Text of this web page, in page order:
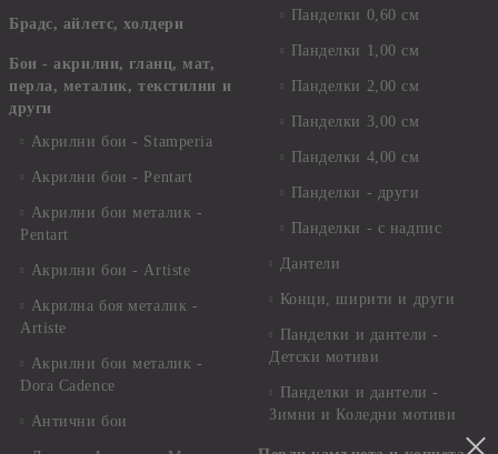
Брадс, айлетс, холдери
Бои - акрилни, гланц, мат,
перла, металик, текстилни и
други
Акрилни бои - Stamperia
Акрилни бои - Pentart
Акрилни бои металик -
Pentart
Акрилни бои - Artiste
Акрилна боя металик -
Artiste
Акрилни бои металик -
Dora Cadence
Антични бои
Панделки 0,60 см
Панделки 1,00 см
Панделки 2,00 см
Панделки 3,00 см
Панделки 4,00 см
Панделки - други
Панделки - с надпис
Дантели
Конци, ширити и други
Панделки и дантели -
Детски мотиви
Панделки и дантели -
Зимни и Коледни мотиви